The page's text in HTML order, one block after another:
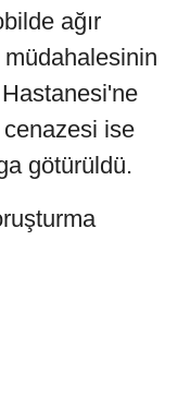
ağır
cenazesi ise
götürüldü.